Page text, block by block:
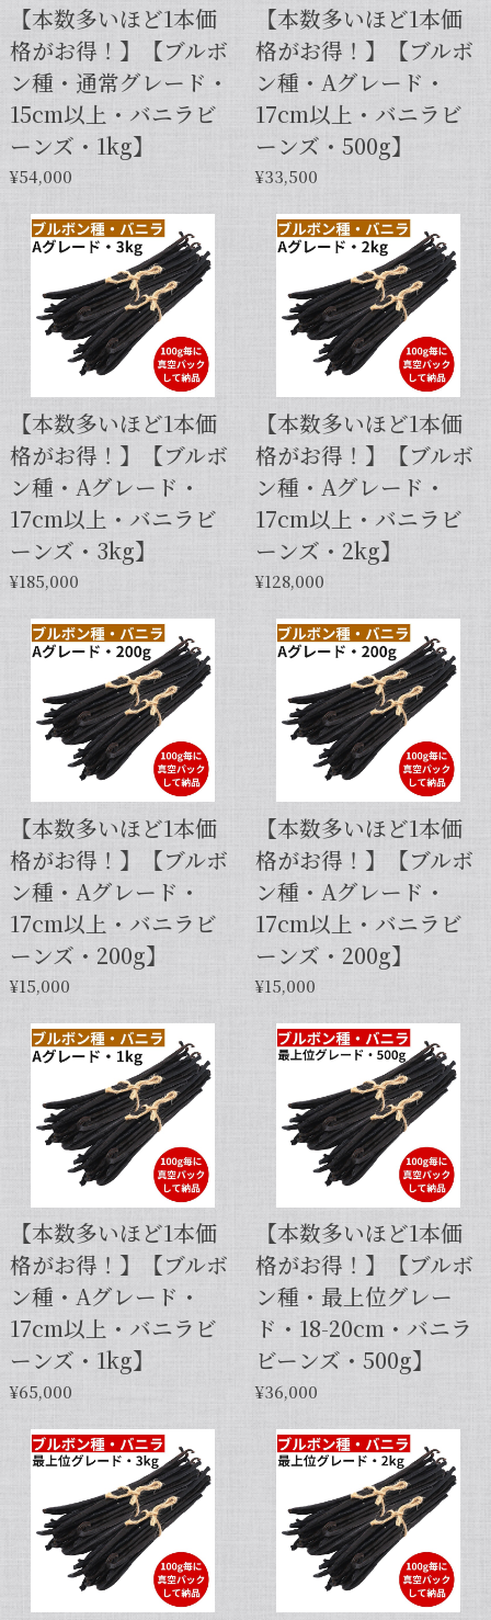
【本数多いほど1本価
格がお得！】【ブルボ
ン種・通常グレード・
15cm以上・バニラビ
ーンズ・1kg】
¥54,000
【本数多いほど1本価
格がお得！】【ブルボ
ン種・Aグレード・
17cm以上・バニラビ
ーンズ・500g】
¥33,500
【本数多いほど1本価
格がお得！】【ブルボ
ン種・Aグレード・
17cm以上・バニラビ
ーンズ・3kg】
¥185,000
【本数多いほど1本価
格がお得！】【ブルボ
ン種・Aグレード・
17cm以上・バニラビ
ーンズ・2kg】
¥128,000
【本数多いほど1本価
格がお得！】【ブルボ
ン種・Aグレード・
17cm以上・バニラビ
ーンズ・200g】
¥15,000
【本数多いほど1本価
格がお得！】【ブルボ
ン種・Aグレード・
17cm以上・バニラビ
ーンズ・200g】
¥15,000
【本数多いほど1本価
格がお得！】【ブルボ
ン種・Aグレード・
17cm以上・バニラビ
ーンズ・1kg】
¥65,000
【本数多いほど1本価
格がお得！】【ブルボ
ン種・最上位グレー
ド・18-20cm・バニラ
ビーンズ・500g】
¥36,000